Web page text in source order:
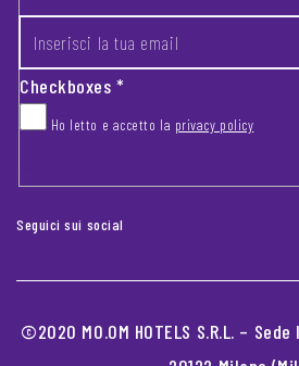
Checkboxes*
Ho letto e accetto la privacy policy
Seguici sui social
©2020 MO.OM HOTELS S.R.L. – Sede